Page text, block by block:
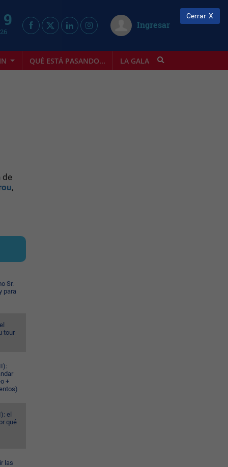
Ingresar
QUÉ ESTÁ PASANDO... LA GALA INFOSTYLE
de
,
Sr.
para
tour
+
el
qué
las
Cerrar